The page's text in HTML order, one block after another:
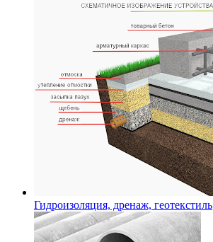
Гидроизоляция, дренаж, геотекстиль